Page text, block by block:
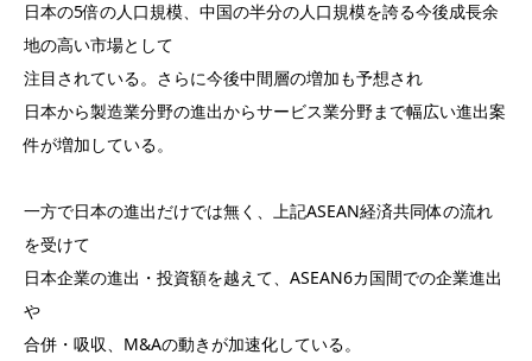
日本の5倍の人口規模、中国の半分の人口規模を誇る今後成長余
地の高い市場として
注目されている。さらに今後中間層の増加も予想され
日本から製造業分野の進出からサービス業分野まで幅広い進出案
件が増加している。
一方で日本の進出だけでは無く、上記ASEAN経済共同体の流れ
を受けて
日本企業の進出・投資額を越えて、ASEAN6カ国間での企業進出
や
合併・吸収、M&Aの動きが加速化している。